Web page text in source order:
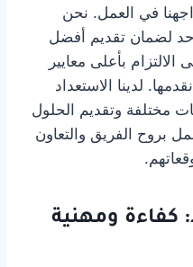
في العمل. نحن
لضمان تقديم أفضل
بأعلى معايير
لدينا الاستعداد
مختلفة وتقديم الحلول
بروح الفريق والتعاون
كفاءة ومهنية